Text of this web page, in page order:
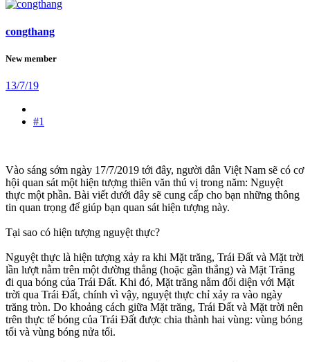
congthang
New member
13/7/19
#1
Vào sáng sớm ngày 17/7/2019 tới đây, người dân Việt Nam sẽ có cơ
hội quan sát một hiện tượng thiên văn thú vị trong năm: Nguyệt
thực một phần. Bài viết dưới đây sẽ cung cấp cho bạn những thông
tin quan trọng để giúp bạn quan sát hiện tượng này.
Tại sao có hiện tượng nguyệt thực?
Nguyệt thực là hiện tượng xảy ra khi Mặt trăng, Trái Đất và Mặt trời
lần lượt nằm trên một đường thẳng (hoặc gần thẳng) và Mặt Trăng
đi qua bóng của Trái Đất. Khi đó, Mặt trăng nằm đối diện với Mặt
trời qua Trái Đất, chính vì vậy, nguyệt thực chỉ xảy ra vào ngày
trăng tròn. Do khoảng cách giữa Mặt trăng, Trái Đất và Mặt trời nên
trên thực tế bóng của Trái Đất được chia thành hai vùng: vùng bóng
tối và vùng bóng nửa tối.